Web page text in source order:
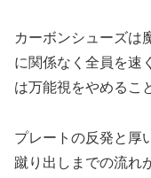
カーボンシューズは
に関係なく全員を速
は万能視をやめるこ
プレートの反発と厚
蹴り出しまでの流れ